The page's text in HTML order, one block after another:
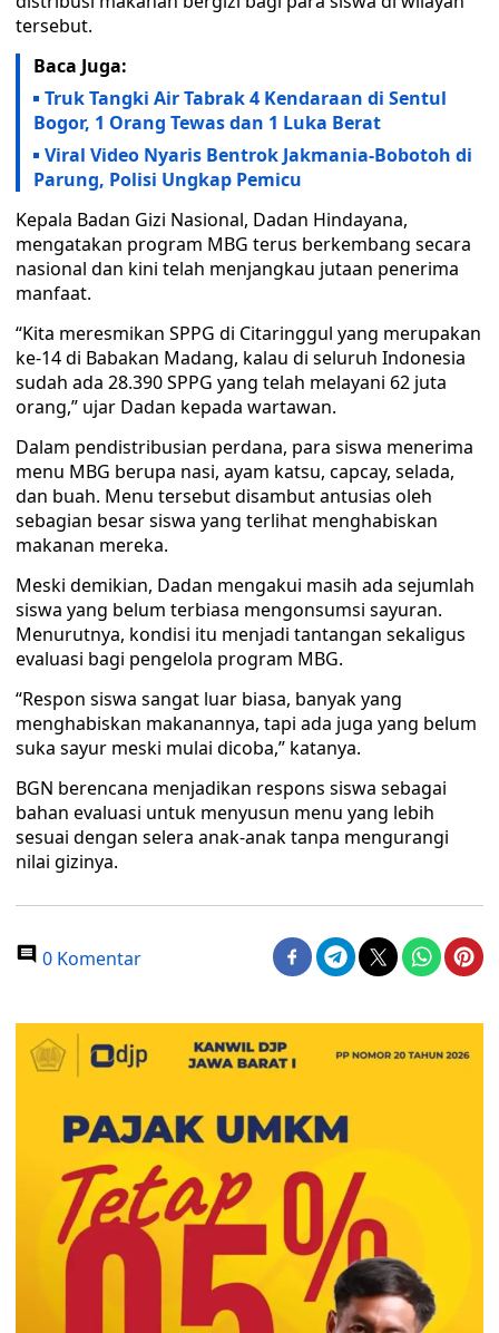
tersebut.
Baca Juga:
Truk Tangki Air Tabrak 4 Kendaraan di Sentul
Bogor, 1 Orang Tewas dan 1 Luka Berat
Viral Video Nyaris Bentrok Jakmania-Bobotoh di
Parung, Polisi Ungkap Pemicu
Kepala Badan Gizi Nasional, Dadan Hindayana,
mengatakan program MBG terus berkembang secara
nasional dan kini telah menjangkau jutaan penerima
manfaat.
“Kita meresmikan SPPG di Citaringgul yang merupakan
ke-14 di Babakan Madang, kalau di seluruh Indonesia
sudah ada 28.390 SPPG yang telah melayani 62 juta
orang,” ujar Dadan kepada wartawan.
Dalam pendistribusian perdana, para siswa menerima
menu MBG berupa nasi, ayam katsu, capcay, selada,
dan buah. Menu tersebut disambut antusias oleh
sebagian besar siswa yang terlihat menghabiskan
makanan mereka.
Meski demikian, Dadan mengakui masih ada sejumlah
siswa yang belum terbiasa mengonsumsi sayuran.
Menurutnya, kondisi itu menjadi tantangan sekaligus
evaluasi bagi pengelola program MBG.
“Respon siswa sangat luar biasa, banyak yang
menghabiskan makanannya, tapi ada juga yang belum
suka sayur meski mulai dicoba,” katanya.
BGN berencana menjadikan respons siswa sebagai
bahan evaluasi untuk menyusun menu yang lebih
sesuai dengan selera anak-anak tanpa mengurangi
nilai gizinya.
0 Komentar